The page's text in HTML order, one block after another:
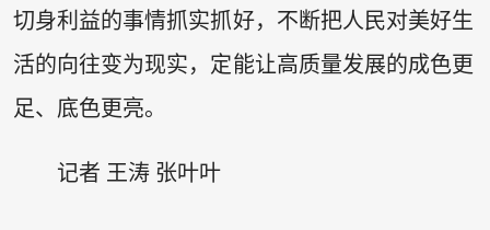
切身利益的事情抓实抓好，不断把人民对美好生
活的向往变为现实，定能让高质量发展的成色更
足、底色更亮。
记者 王涛 张叶叶